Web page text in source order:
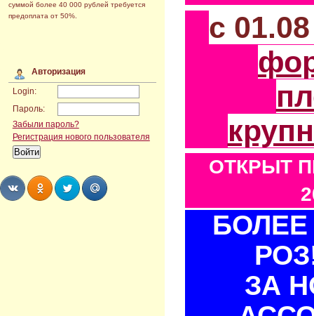
суммой более 40 000 рублей требуется
предоплата от 50%.
Авторизация
Login:
Пароль:
Забыли пароль?
Регистрация нового пользователя
с
ОТКРЫТ
БОЛЕЕ
ЗА